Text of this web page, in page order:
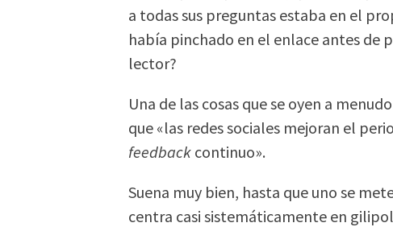
a todas sus preguntas estaba en el
había pinchado en el enlace antes de
lector?
Una de las cosas que se oyen a
que «las redes sociales mejoran el
feedback continuo».
Suena muy bien, hasta que uno se
centra casi sistemáticamente en